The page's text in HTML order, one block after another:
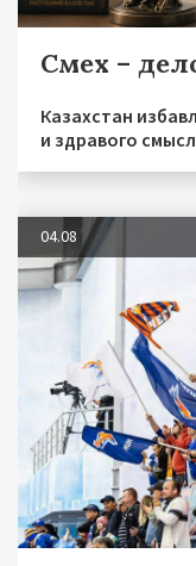
Смех –
Казахстан
и здравого
04.08